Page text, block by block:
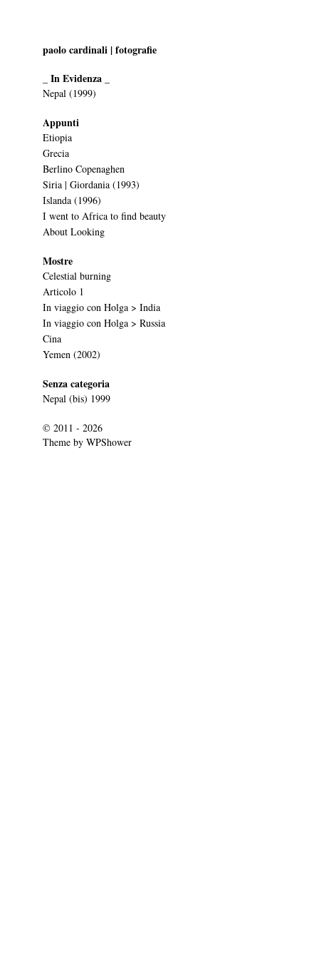
paolo cardinali | fotografie
_ In Evidenza _
Nepal (1999)
Appunti
Etiopia
Grecia
Berlino Copenaghen
Siria | Giordania (1993)
Islanda (1996)
I went to Africa to find beauty
About Looking
Mostre
Celestial burning
Articolo 1
In viaggio con Holga > India
In viaggio con Holga > Russia
Cina
Yemen (2002)
Senza categoria
Nepal (bis) 1999
© 2011 - 2026
Theme by WPShower